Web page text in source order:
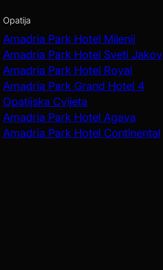
Opatija
Amadria Park Hotel Milenij
Amadria Park Hotel Sveti Jakov
Amadria Park Hotel Royal
Amadria Park Grand Hotel 4
Opatijska Cvijeta
Amadria Park Hotel Agava
Amadria Park Hotel Continental